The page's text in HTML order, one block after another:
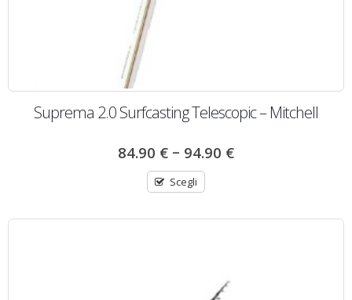
Suprema 2.0 Surfcasting Telescopic – Mitchell
84.90 € – 94.90 €
Scegli